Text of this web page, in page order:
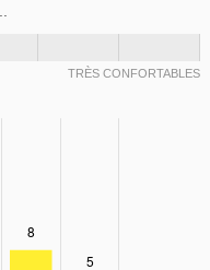
TRÈS CONFORTABLES